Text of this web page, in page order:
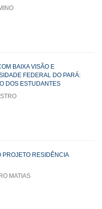
BAIXA VISÃO E
FEDERAL DO PARÁ:
DOS ESTUDANTES
PROJETO RESIDÊNCIA
MATIAS